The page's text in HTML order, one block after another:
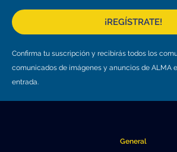
Programa
Slack de conferencia
Información para expositores
Grabaciones
¡REGÍSTRATE!
Confirma tu suscripción y recibirás todos los
comunicados de imágenes y anuncios de ALMA
entrada.
General